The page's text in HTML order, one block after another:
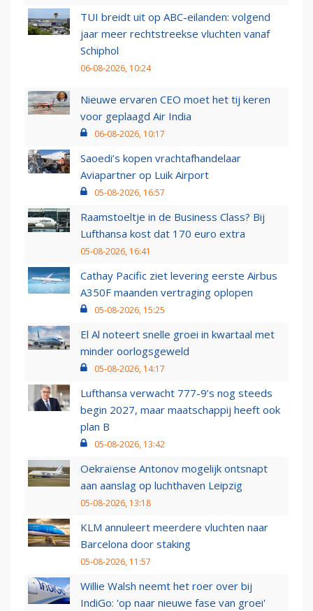
TUI breidt uit op ABC-eilanden: volgend
jaar meer rechtstreekse vluchten vanaf
Schiphol
06-08-2026, 10:24
Nieuwe ervaren CEO moet het tij keren
voor geplaagd Air India
06-08-2026, 10:17
Saoedi’s kopen vrachtafhandelaar
Aviapartner op Luik Airport
05-08-2026, 16:57
Raamstoeltje in de Business Class? Bij
Lufthansa kost dat 170 euro extra
05-08-2026, 16:41
Cathay Pacific ziet levering eerste Airbus
A350F maanden vertraging oplopen
05-08-2026, 15:25
El Al noteert snelle groei in kwartaal met
minder oorlogsgeweld
05-08-2026, 14:17
Lufthansa verwacht 777-9’s nog steeds
begin 2027, maar maatschappij heeft ook
plan B
05-08-2026, 13:42
Oekraïense Antonov mogelijk ontsnapt
aan aanslag op luchthaven Leipzig
05-08-2026, 13:18
KLM annuleert meerdere vluchten naar
Barcelona door staking
05-08-2026, 11:57
Willie Walsh neemt het roer over bij
IndiGo: 'op naar nieuwe fase van groei'